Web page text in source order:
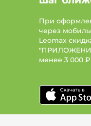
Цвет Бежевый,
Сезон Зима, Тип
Цвет Белый,
Цвет Зеленый,
При
через
Leomax
менее 3 000 ₽